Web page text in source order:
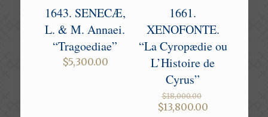
1643. SENECÆ,
L. & M. Annaei.
“Tragoediae”
$5,300.00
1661.
XENOFONTE.
“La Cyropædie ou
L’Histoire de
Cyrus”
$18,000.00
price
$13,800.00